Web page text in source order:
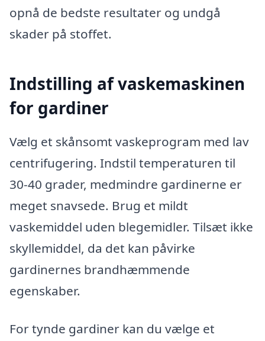
opnå de bedste resultater og undgå
skader på stoffet.
Indstilling af vaskemaskinen
for gardiner
Vælg et skånsomt vaskeprogram med lav
centrifugering. Indstil temperaturen til
30-40 grader, medmindre gardinerne er
meget snavsede. Brug et mildt
vaskemiddel uden blegemidler. Tilsæt ikke
skyllemiddel, da det kan påvirke
gardinernes brandhæmmende
egenskaber.
For tynde gardiner kan du vælge et